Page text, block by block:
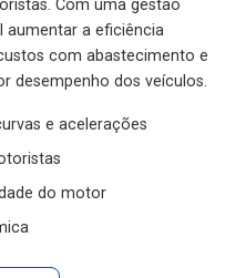
Com uma gestão
aumentar a eficiência
com abastecimento e
desempenho dos veículos.
e acelerações
do motor